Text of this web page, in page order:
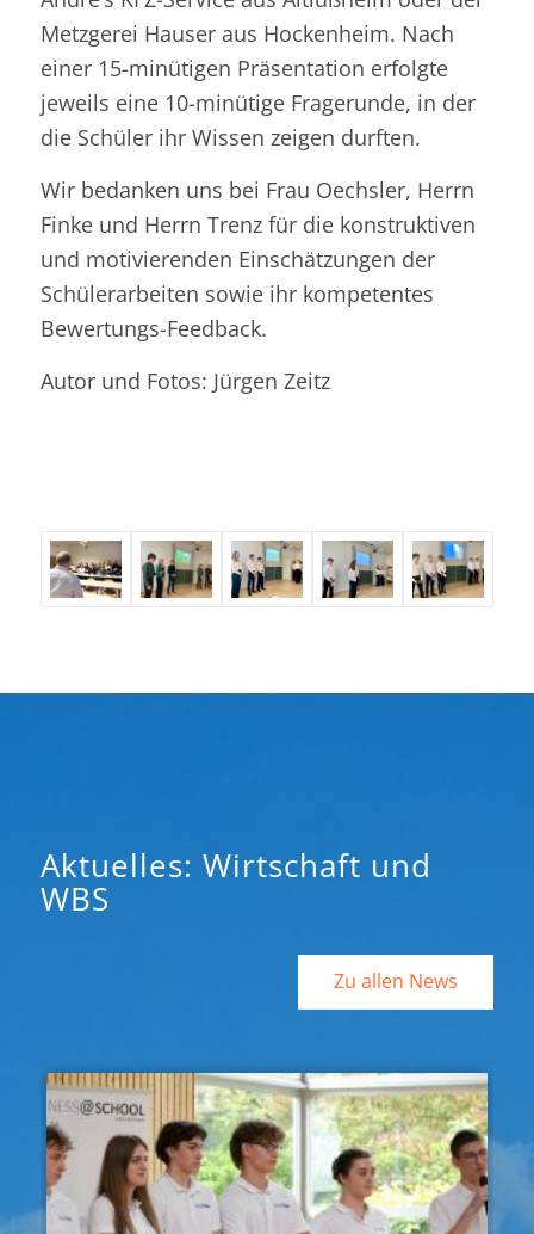
Metzgerei Hauser aus Hockenheim. Nach
einer 15-minütigen Präsentation erfolgte
jeweils eine 10-minütige Fragerunde, in der
die Schüler ihr Wissen zeigen durften.
Wir bedanken uns bei Frau Oechsler, Herrn
Finke und Herrn Trenz für die konstruktiven
und motivierenden Einschätzungen der
Schülerarbeiten sowie ihr kompetentes
Bewertungs-Feedback.
Autor und Fotos: Jürgen Zeitz
Aktuelles: Wirtschaft und
WBS
Zu allen News